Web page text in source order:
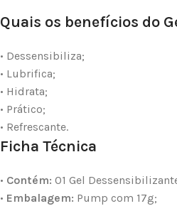
Quais os benefícios do
• Dessensibiliza;
• Lubrifica;
• Hidrata;
• Prático;
• Refrescante.
Ficha Técnica
• Contém: 01 Gel
• Embalagem: Pump com 17g;